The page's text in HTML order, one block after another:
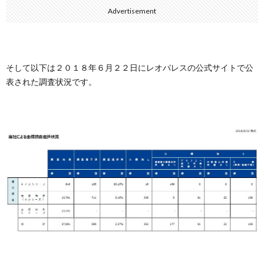
Advertisement
そして以下は２０１８年６月２２日にレオパレスの公式サイトで公
表された調査状況です。